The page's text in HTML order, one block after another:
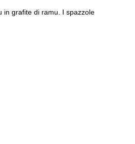
in grafite di ramu. I spazzole